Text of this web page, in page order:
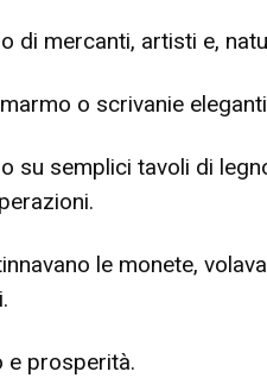
di mercanti, artisti e,
o scrivanie
su semplici tavoli di
le monete,
e prosperità.